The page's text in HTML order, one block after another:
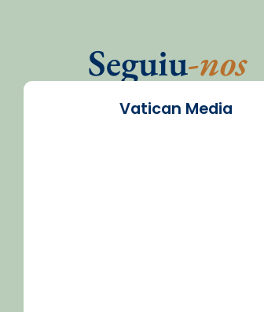
Seguiu-nos
Vatican Media